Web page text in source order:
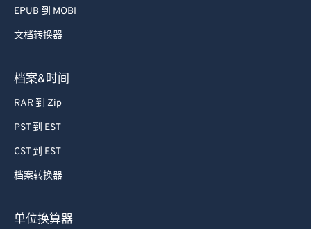
EPUB 到 MOBI
文档转换器
档案&时间
RAR 到 Zip
PST 到 EST
CST 到 EST
档案转换器
单位换算器